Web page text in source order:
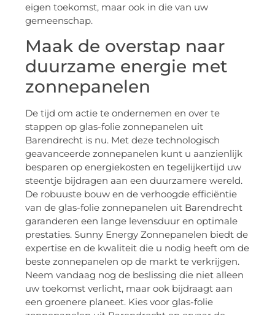
eigen toekomst, maar ook in die van uw
gemeenschap.
Maak de overstap naar
duurzame energie met
zonnepanelen
De tijd om actie te ondernemen en over te
stappen op glas-folie zonnepanelen uit
Barendrecht is nu. Met deze technologisch
geavanceerde zonnepanelen kunt u aanzienlijk
besparen op energiekosten en tegelijkertijd uw
steentje bijdragen aan een duurzamere wereld.
De robuuste bouw en de verhoogde efficiëntie
van de glas-folie zonnepanelen uit Barendrecht
garanderen een lange levensduur en optimale
prestaties. Sunny Energy Zonnepanelen biedt de
expertise en de kwaliteit die u nodig heeft om de
beste zonnepanelen op de markt te verkrijgen.
Neem vandaag nog de beslissing die niet alleen
uw toekomst verlicht, maar ook bijdraagt aan
een groenere planeet. Kies voor glas-folie